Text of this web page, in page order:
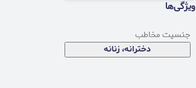
ویژگی‌ها
جنسیت مخاطب
دخترانه، زنانه